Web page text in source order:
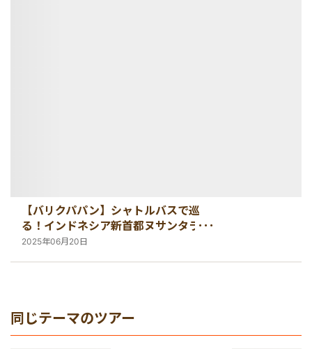
【バリクパパン】シャトルバスで巡
る！インドネシア新首都ヌサンタラ
（IKN）見学ツアー
2025年06月20日
同じテーマのツアー